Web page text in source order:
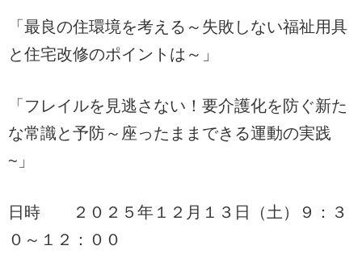
「最良の住環境を考える～失敗しない福祉用具
と住宅改修のポイントは～」
「フレイルを見逃さない！要介護化を防ぐ新た
な常識と予防～座ったままできる運動の実践
~」
日時 ２０２５年１２月１３日（土）９：３
０～１２：００